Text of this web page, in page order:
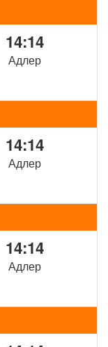
14:14
Адлер
14:14
Адлер
14:14
Адлер